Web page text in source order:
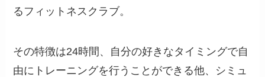
るフィットネスクラブ。
その特徴は24時間、自分の好きなタイミングで自
由にトレーニングを行うことができる他、シミュ